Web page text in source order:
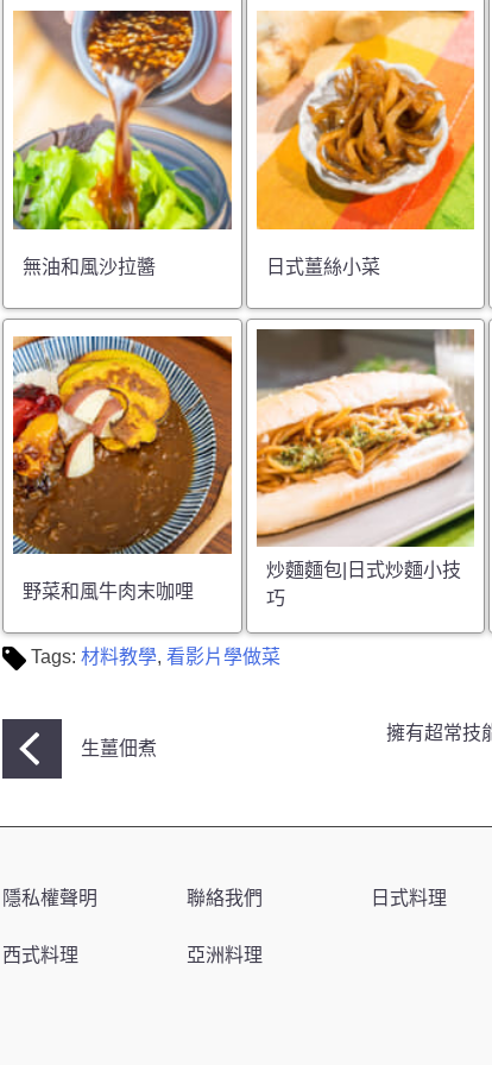
無油和風沙拉醬 日式薑絲小菜
野菜和風牛肉末咖哩
炒麵麵包|日式炒麵小技
巧
Tags: 材料教學, 看影片學做菜
文
章
導
覽
生薑佃煮
擁有超常技
隱私權聲明 聯絡我們 日式料理
西式料理 亞洲料理